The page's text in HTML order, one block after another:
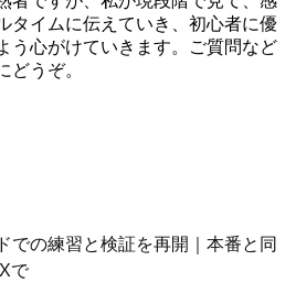
タイムに伝えていき、初心者に優
う心がけていきます。ご質問など
どうぞ。
での練習と検証を再開｜本番と同
で